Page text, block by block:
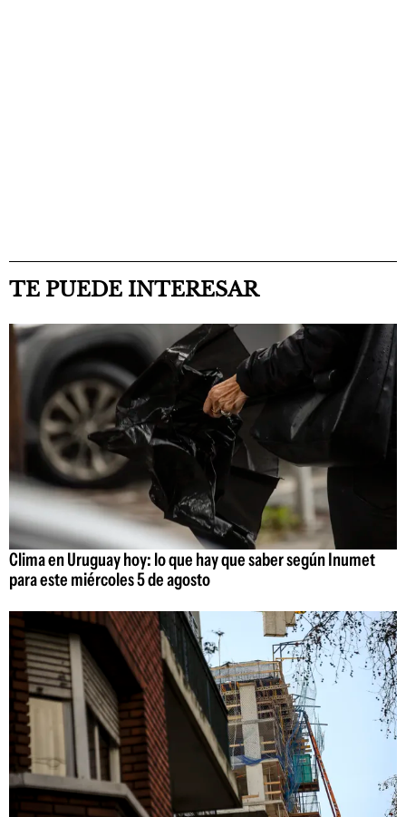
TE PUEDE INTERESAR
Clima en Uruguay hoy: lo que hay que saber según Inumet
para este miércoles 5 de agosto